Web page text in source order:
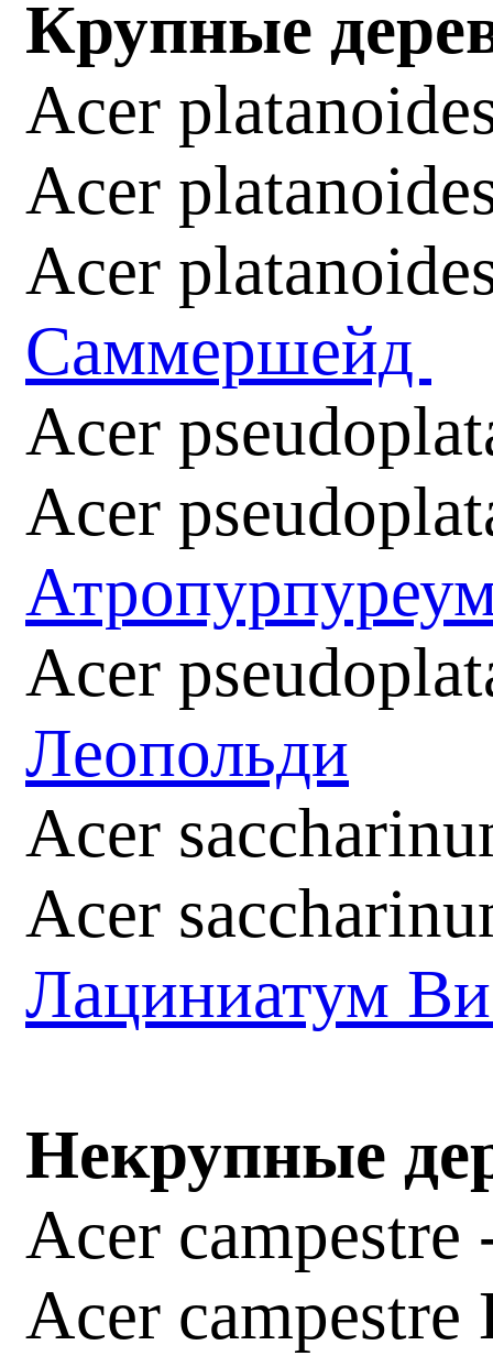
Крупные
Acer
Acer
Acer
Саммершейд
Acer
Acer
Acer
Леопольди
Acer
Acer
Лациниатум
Некрупные
Acer
Acer